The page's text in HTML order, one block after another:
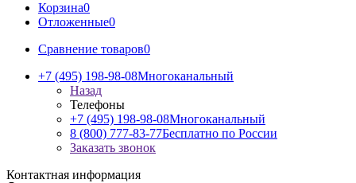
Корзина0
Отложенные0
Сравнение товаров0
+7 (495) 198-98-08Многоканальный
Назад
Телефоны
+7 (495) 198-98-08Многоканальный
8 (800) 777-83-77Бесплатно по России
Заказать звонок
Контактная информация